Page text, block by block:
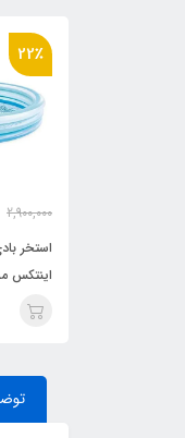
2,900,000
استخر بادی
اینتکس مدل